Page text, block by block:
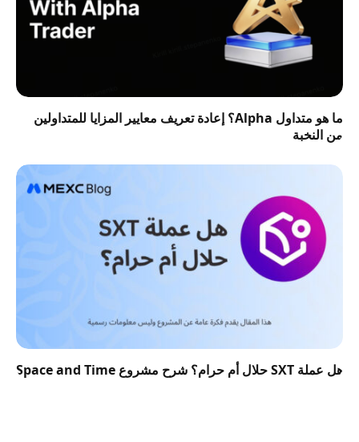
ما هو متداول Alpha؟ إعادة تعريف معايير المزايا للمتداولين
من النخبة
هل عملة SXT حلال أم حرام؟ شرح مشروع Space and Time